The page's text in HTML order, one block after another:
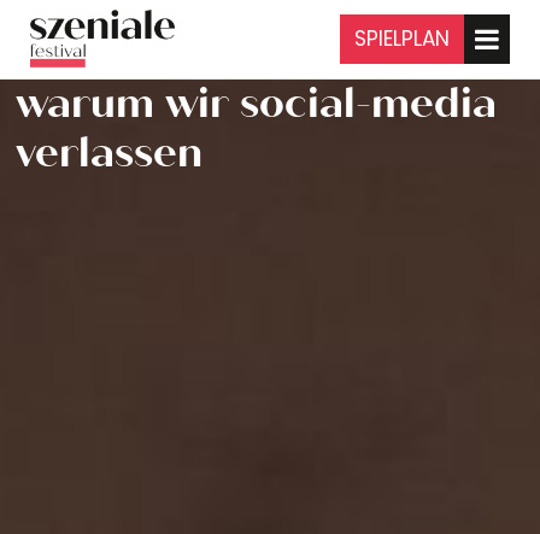
SPIELPLAN
warum wir social-media
verlassen